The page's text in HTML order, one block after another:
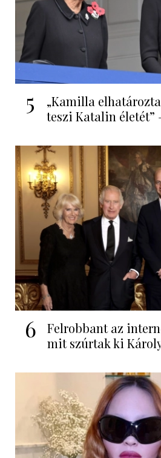
5
„Kamilla
teszi Katalin életét”
6
Felrobbant az
mit szúrtak ki